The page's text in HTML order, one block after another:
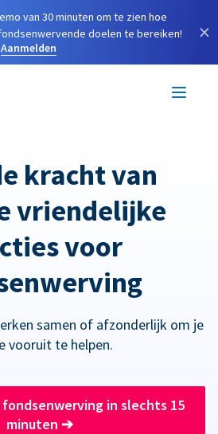
van 30 minuten om te zien hoe
doelen te bereiken!
Aanmelden
×
kracht van
vriendelijke
voor
samen of afzonderlijk om je
vooruit te helpen.
in slechts 15
minuten ➔